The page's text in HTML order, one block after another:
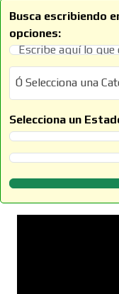
Busca escribiendo
opciones:
Ó Selecciona una
Ó Selecciona una
Selecciona un
Selecciona un Estado
Selecciona un